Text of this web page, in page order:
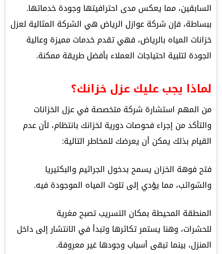
السابقين، مما يعكس مدى احترافيتها وجودة خدماتها.
ببساطة، فإن شركة عوازل الرياض هي الشركة المثالية لعزل
خزانات المياه بالرياض، فهي تقدم خدمات مميزة وعالية
الجودة لتلبية احتياجات العملاء بأفضل طريقة ممكنة.
لماذا يجب عليك عزل خزانك؟
من المهم استشارة شركة متخصصة في عزل الخزانات
والتأكد من إجراء فحوصات دورية لخزانك بانتظام، لأن عدم
القيام بذلك يمكن أن يعرضك للمخاطر التالية:
فتح فوهة الخزان يسمح بدخول الجراثيم والبكتيريا
والشوائب، مما يؤدي إلى تلوث المياه الموجودة فيه.
المنطقة المحيطة بمكان التسريب تصبح مغرية
للحشرات، وهنا يستمر تكاثرها وتبدأ في الانتشار إلى داخل
المنزل، بينما تبقى أسباب وجودها غير معروفة.